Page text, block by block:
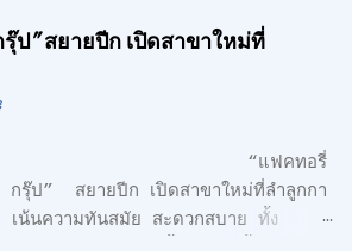
ป” สยายปีก เปิดสาขาใหม่ที่
แฟคทอรี่
กรุ๊ป” สยายปีก เปิดสาขาใหม่ที่ลำลูกกา
ความทันสมัย สะดวกสบาย ทั้ง